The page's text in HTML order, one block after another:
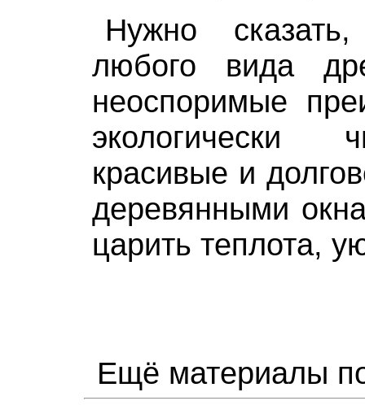
Нужно
любого вида
неоспоримые
экологически
красивые и
деревянными
царить теплота,
Ещё материалы